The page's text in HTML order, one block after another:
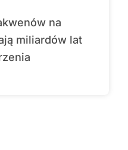
miliardów lat